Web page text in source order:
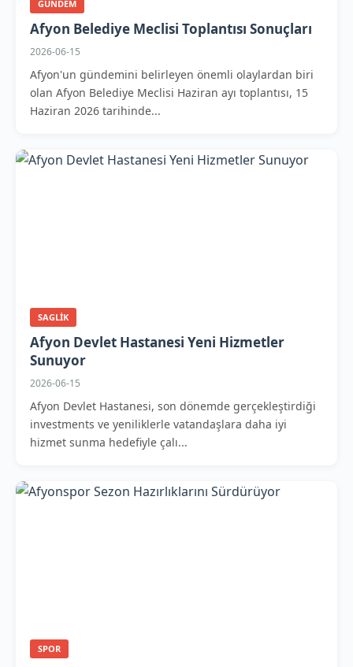
GUNDEM
Afyon Belediye Meclisi Toplantısı Sonuçları
2026-06-15
Afyon'un gündemini belirleyen önemli olaylardan biri
olan Afyon Belediye Meclisi Haziran ayı toplantısı, 15
Haziran 2026 tarihinde...
SAGLIK
Afyon Devlet Hastanesi Yeni Hizmetler
Sunuyor
2026-06-15
Afyon Devlet Hastanesi, son dönemde gerçekleştirdiği
investments ve yeniliklerle vatandaşlara daha iyi
hizmet sunma hedefiyle çalı...
SPOR